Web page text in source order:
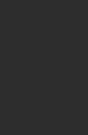
ou deux écrans
micro)
II